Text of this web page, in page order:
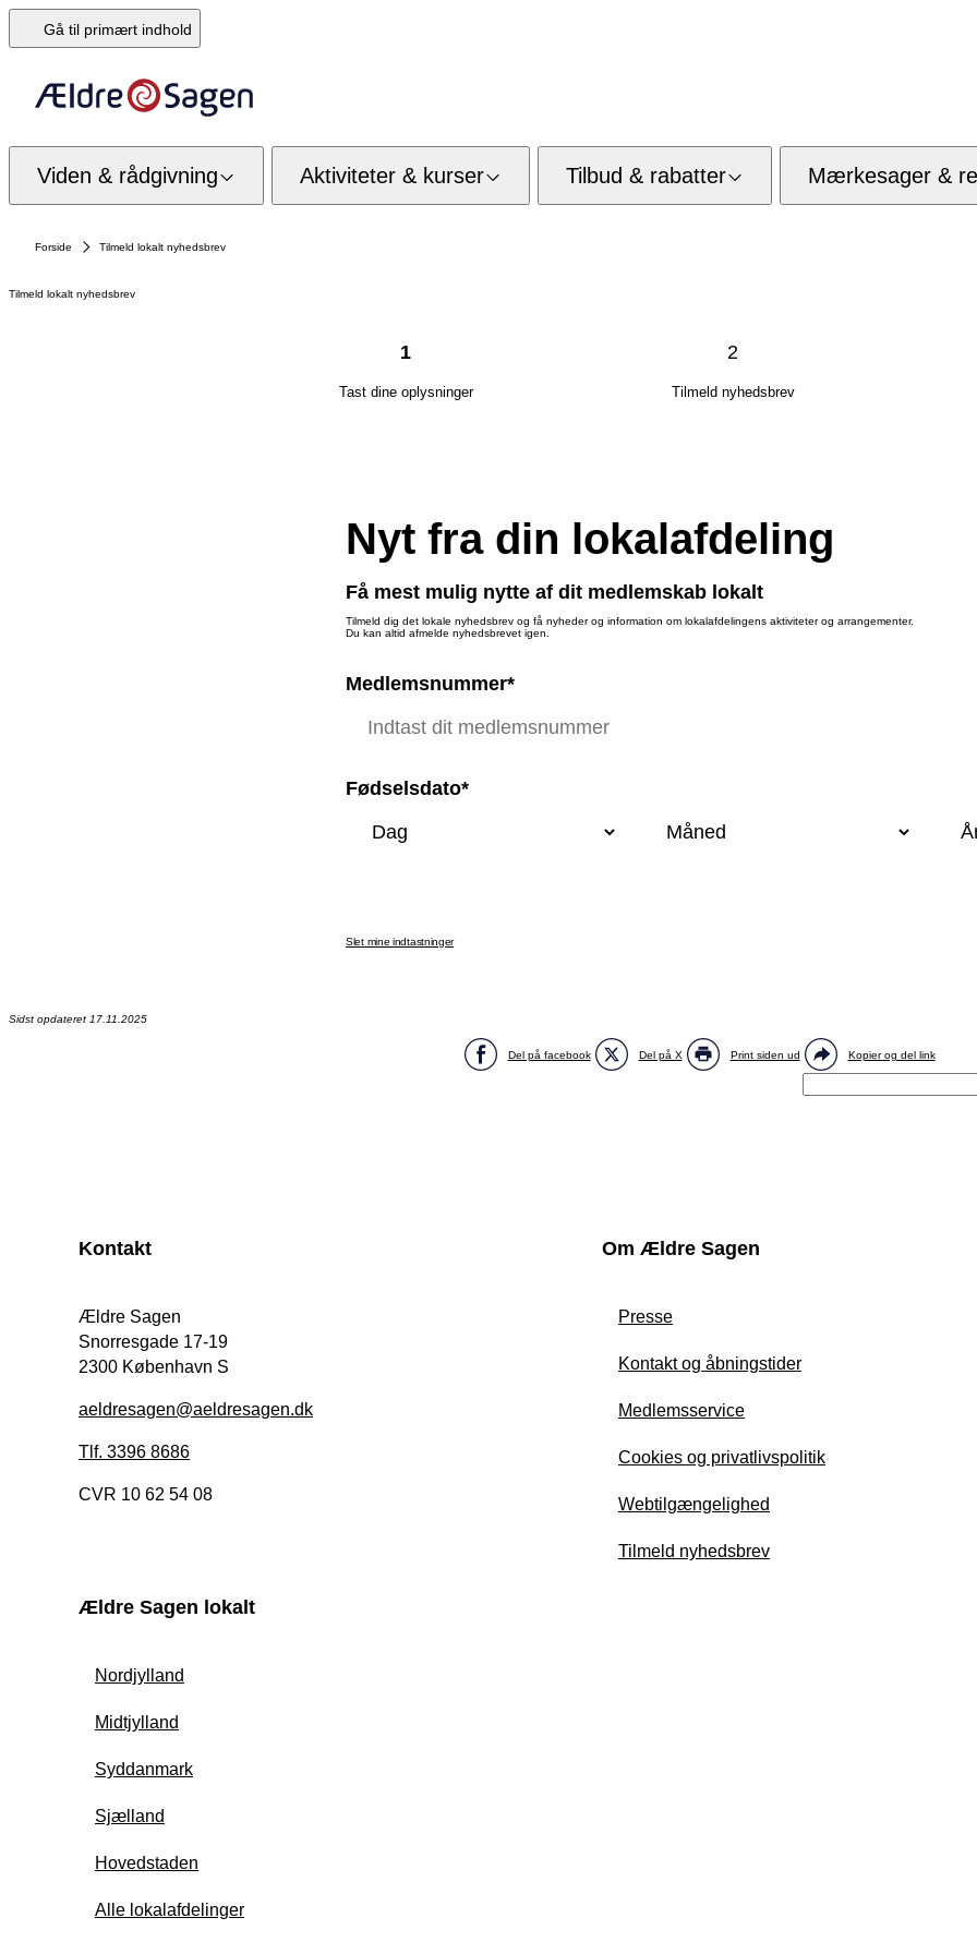
Gå til primært indhold
Viden & rådgivning Aktiviteter & kurser Tilbud & rabatter Mærkesager &
Forside Tilmeld lokalt nyhedsbrev
Tilmeld lokalt nyhedsbrev
1
Tast dine oplysninger
2
Tilmeld nyhedsbrev
Nyt fra din lokalafdeling
Få mest mulig nytte af dit medlemskab lokalt
Tilmeld dig det lokale nyhedsbrev og få nyheder og information om lokalafdelingens aktiviteter og arrangementer.
Du kan altid afmelde nyhedsbrevet igen.
Medlemsnummer*
Fødselsdato*
Slet mine indtastninger
Sidst opdateret 17.11.2025
Del på facebook Del på X Print siden ud Kopier og del link
Kontakt
Ældre Sagen
Snorresgade 17-19
2300 København S
aeldresagen@aeldresagen.dk
Tlf. 3396 8686
CVR 10 62 54 08
Om Ældre Sagen
Presse
Kontakt og åbningstider
Medlemsservice
Cookies og privatlivspolitik
Webtilgængelighed
Tilmeld nyhedsbrev
Ældre Sagen lokalt
Nordjylland
Midtjylland
Syddanmark
Sjælland
Hovedstaden
Alle lokalafdelinger